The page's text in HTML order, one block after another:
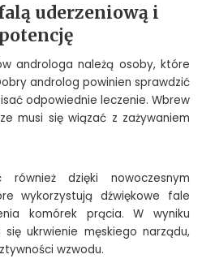
uderzeniową i
androloga należą osoby, które
androlog powinien sprawdzić
odpowiednie leczenie. Wbrew
musi się wiązać z zażywaniem
również dzięki nowoczesnym
wykorzystują dźwiękowe fale
komórek prącia. W wyniku
ukrwienie męskiego narządu,
wzwodu.